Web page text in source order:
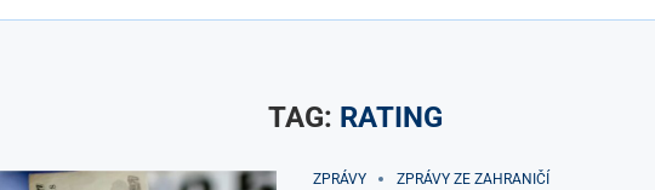
TAG: RATING
ZPRÁVY ZPRÁVY ZE ZAHRANIČÍ